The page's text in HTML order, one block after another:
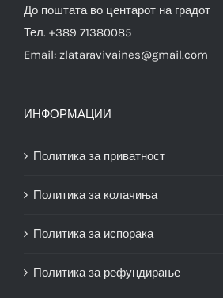
До поштата во центарот на градот
Тел. +389 71380085
Email: zlataravivaines@gmail.com
ИНФОРМАЦИИ
Политика за приватност
Политика за колачиња
Политика за испорака
Политика за рефундирање